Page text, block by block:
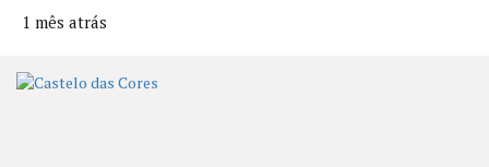
1 mês atrás